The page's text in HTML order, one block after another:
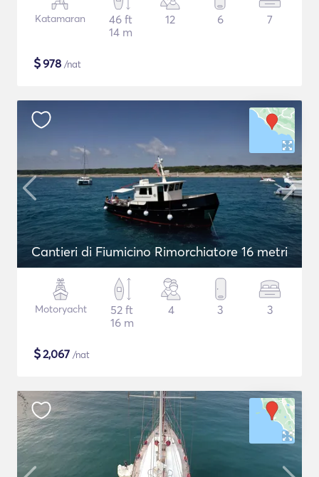
Katamaran
46 ft
14 m
12 6 7
$978 /nat
Cantieri di Fiumicino Rimorchiatore 16 metri
Motoryacht
52 ft
16 m
4 3 3
$2,067 /nat